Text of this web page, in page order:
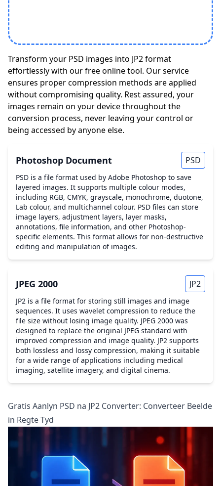
Transform your PSD images into JP2 format
effortlessly with our free online tool. Our service
ensures proper compression methods are applied
without compromising quality. Rest assured, your
images remain on your device throughout the
conversion process, never leaving your control or
being accessed by anyone else.
Photoshop Document PSD
PSD is a file format used by Adobe Photoshop to save
layered images. It supports multiple colour modes,
including RGB, CMYK, grayscale, monochrome, duotone,
Lab colour, and multichannel colour. PSD files can store
image layers, adjustment layers, layer masks,
annotations, file information, and other Photoshop-
specific elements. This format allows for non-destructive
editing and manipulation of images.
JPEG 2000 JP2
JP2 is a file format for storing still images and image
sequences. It uses wavelet compression to reduce the
file size without losing image quality. JPEG 2000 was
designed to replace the original JPEG standard with
improved compression and image quality. JP2 supports
both lossless and lossy compression, making it suitable
for a wide range of applications including medical
imaging, satellite imagery, and digital cinema.
Gratis Aanlyn PSD na JP2 Converter: Converteer Beelde
in Regte Tyd